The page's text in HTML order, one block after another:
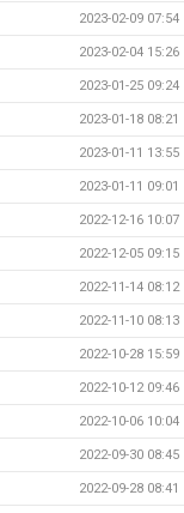
2023-02-09 07:54
2023-02-04 15:26
2023-01-25 09:24
2023-01-18 08:21
2023-01-11 13:55
2023-01-11 09:01
2022-12-16 10:07
2022-12-05 09:15
2022-11-14 08:12
2022-11-10 08:13
2022-10-28 15:59
2022-10-12 09:46
2022-10-06 10:04
2022-09-30 08:45
2022-09-28 08:41